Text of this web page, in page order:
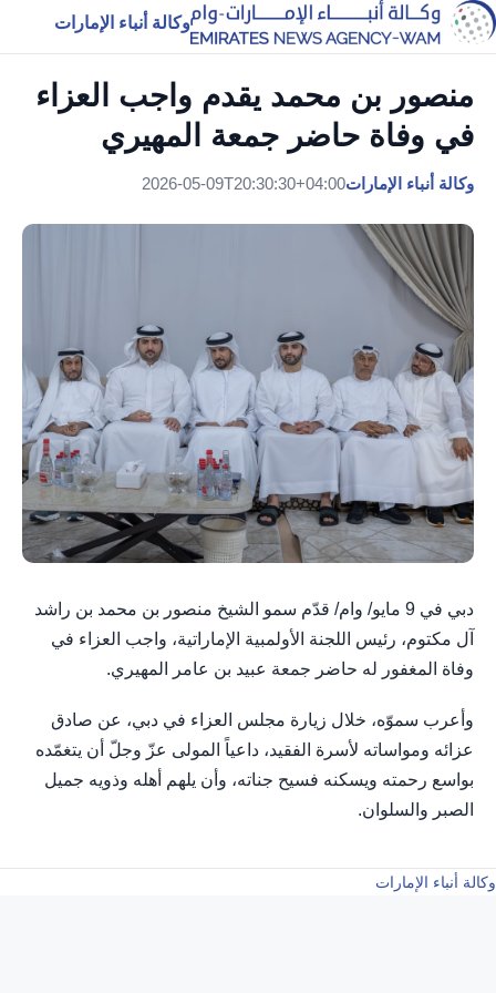
وكالة أنباء الإمارات
منصور بن محمد يقدم واجب العزاء
في وفاة حاضر جمعة المهيري
وكالة أنباء الإمارات2026-05-09T20:30:30+04:00
دبي في 9 مايو/ وام/ قدّم سمو الشيخ منصور بن محمد بن راشد
آل مكتوم، رئيس اللجنة الأولمبية الإماراتية، واجب العزاء في
وفاة المغفور له حاضر جمعة عبيد بن عامر المهيري.
وأعرب سموّه، خلال زيارة مجلس العزاء في دبي، عن صادق
عزائه ومواساته لأسرة الفقيد، داعياً المولى عزّ وجلّ أن يتغمّده
بواسع رحمته ويسكنه فسيح جناته، وأن يلهم أهله وذويه جميل
الصبر والسلوان.
وكالة أنباء الإمارات